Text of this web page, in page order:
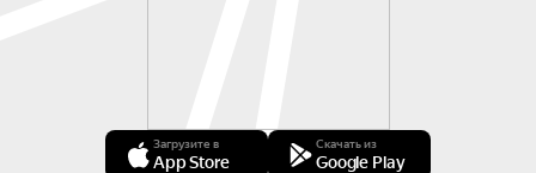
Загрузите в
App Store
Скачать из
Google Play